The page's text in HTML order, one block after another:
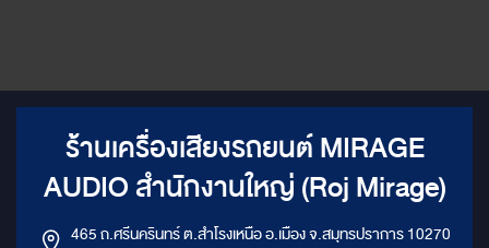
ร้านเครื่องเสียงรถยนต์ MIRAGE
AUDIO สำนักงานใหญ่ (Roj Mirage)
465 ถ.ศรีนครินทร์ ต.สำโรงเหนือ อ.เมือง จ.สมุทรปราการ 10270